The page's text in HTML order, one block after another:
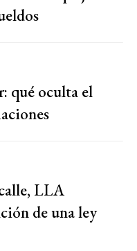
qué oculta el
LLA
de una ley